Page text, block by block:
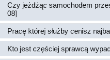
Czy jeżdżąc samochodem
08]
Pracę której służby cenisz
Kto jest częściej sprawcą